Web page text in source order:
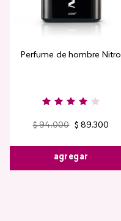
Perfume de hombre Nitro
$ 94.000 $ 89.300
agregar